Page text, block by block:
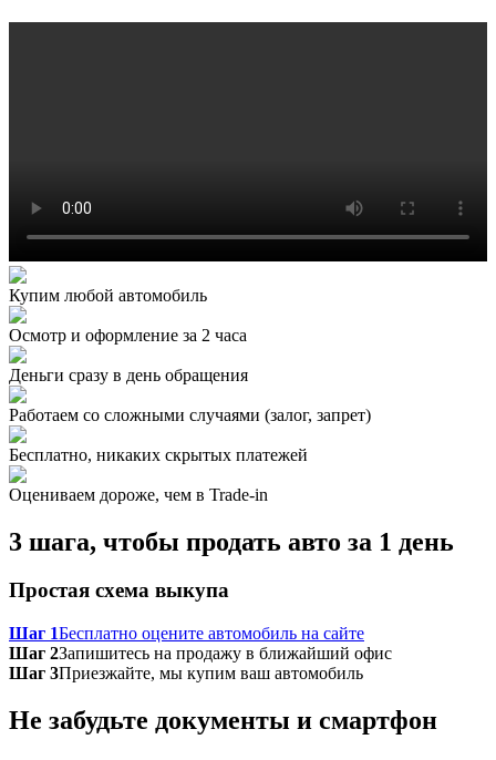
Купим любой автомобиль
Осмотр и оформление за 2 часа
Деньги сразу в день обращения
Работаем со сложными случаями (залог, запрет)
Бесплатно, никаких скрытых платежей
Оцениваем дороже, чем в Trade‑in
3 шага, чтобы продать авто за 1 день
Простая схема выкупа
Шаг 1Бесплатно оцените автомобиль на сайте
Шаг 2Запишитесь на продажу в ближайший офис
Шаг 3Приезжайте, мы купим ваш автомобиль
Не забудьте документы и смартфон